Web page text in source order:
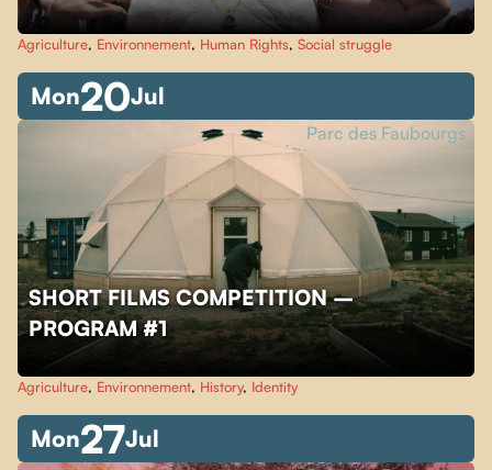
Agriculture, Environnement, Human Rights, Social struggle
Mon20Jul
SHORT FILMS COMPETITION –
PROGRAM #1
Parc des Faubourgs
Agriculture, Environnement, History, Identity
Mon27Jul